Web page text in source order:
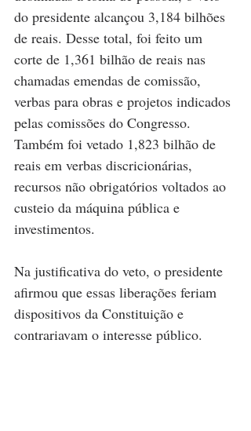
do presidente alcançou 3,184 bilhões
de reais. Desse total, foi feito um
corte de 1,361 bilhão de reais nas
chamadas emendas de comissão,
verbas para obras e projetos indicados
pelas comissões do Congresso.
Também foi vetado 1,823 bilhão de
reais em verbas discricionárias,
recursos não obrigatórios voltados ao
custeio da máquina pública e
investimentos.
Na justificativa do veto, o presidente
afirmou que essas liberações feriam
dispositivos da Constituição e
contrariavam o interesse público.